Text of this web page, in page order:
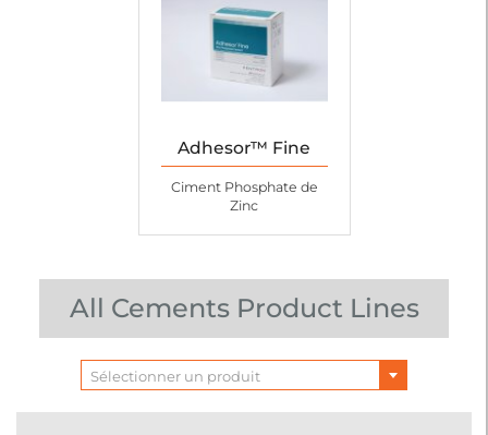
Adhesor™ Fine
Ciment Phosphate de
Zinc
All Cements Product Lines
Sélectionner un produit